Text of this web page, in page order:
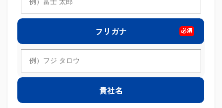
フリガナ 必須
貴社名